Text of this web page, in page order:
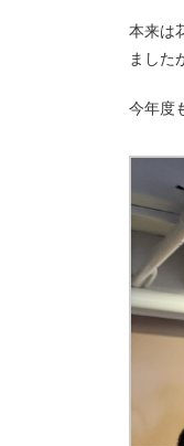
本来は
ました
今年度